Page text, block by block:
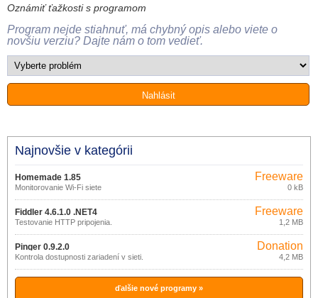
Oznámiť ťažkosti s programom
Program nejde stiahnuť, má chybný opis alebo viete o
novšiu verziu? Dajte nám o tom vedieť.
Najnovšie v kategórii
Homemade 1.85
Monitorovanie Wi-Fi siete
Freeware
0 kB
Fiddler 4.6.1.0 .NET4
Testovanie HTTP pripojenia.
Freeware
1,2 MB
Pinger 0.9.2.0
Kontrola dostupnosti zariadení v sieti.
Donation
ware
4,2 MB
ďalšie nové programy »